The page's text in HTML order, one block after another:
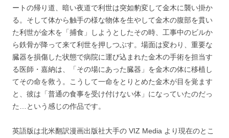
ートの帰り道、暗い夜道で利世は突如豹変して金木に襲い掛か
る。そして体から触手の様な物体を生やして金木の腹部を貫い
た利世が金木を「捕食」しようとしたその時、工事中のビルか
ら鉄骨が降って来て利世を押しつぶす。場面は変わり、重要な
臓器を損傷した状態で病院に運び込まれた金木の手術を担当す
る医師・嘉納は、「その場にあった臓器」を金木の体に移植し
てその命を救う。こうして一命をとりとめた金木が目を覚ます
と、彼は「普通の食事を受け付けない体」になっていたのだっ
た…という感じの作品です。
英語版は北米翻訳漫画出版社大手の VIZ Media より現在のとこ